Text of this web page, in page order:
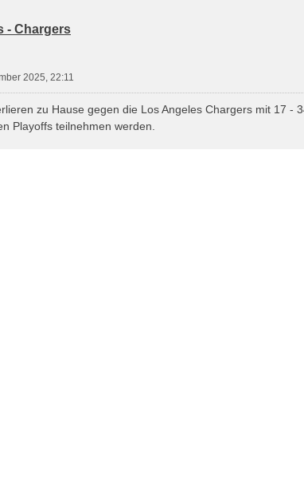
- Chargers
2025, 22:11
zu Hause gegen die Los Angeles Chargers mit 17 -
Playoffs teilnehmen werden.